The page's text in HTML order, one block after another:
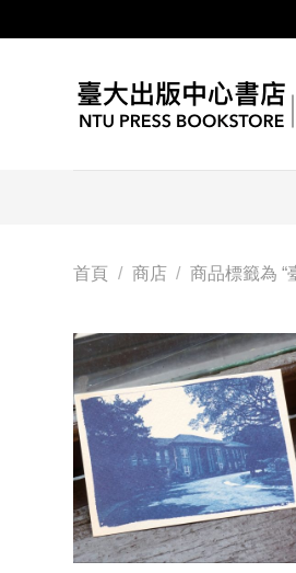
首頁 / 商店 / 商品標籤為 “
加入
「願
望輕
單」